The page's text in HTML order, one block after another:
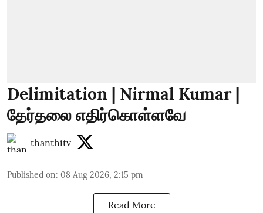
Delimitation | Nirmal Kumar |
தேர்தலை எதிர்கொள்ளவே
thanthitv
Published on: 08 Aug 2026, 2:15 pm
Read More